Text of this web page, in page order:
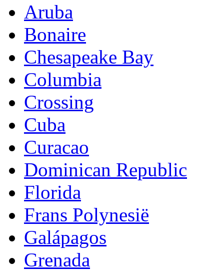
Aruba
Bonaire
Chesapeake Bay
Columbia
Crossing
Cuba
Curacao
Dominican Republic
Florida
Frans Polynesië
Galápagos
Grenada